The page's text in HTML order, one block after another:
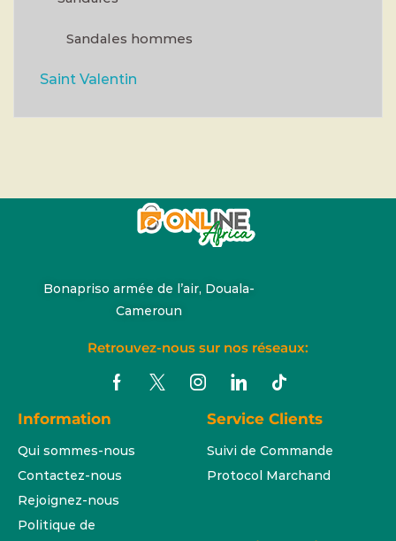
Sandales hommes
Saint Valentin
Bonapriso armée de l’air, Douala-
Cameroun
Retrouvez-nous sur nos réseaux:
Information
Qui sommes-nous
Contactez-nous
Rejoignez-nous
Politique de
Service Clients
Suivi de Commande
Protocol Marchand